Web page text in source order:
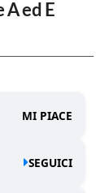
A ed E
MI PIACE
SEGUICI